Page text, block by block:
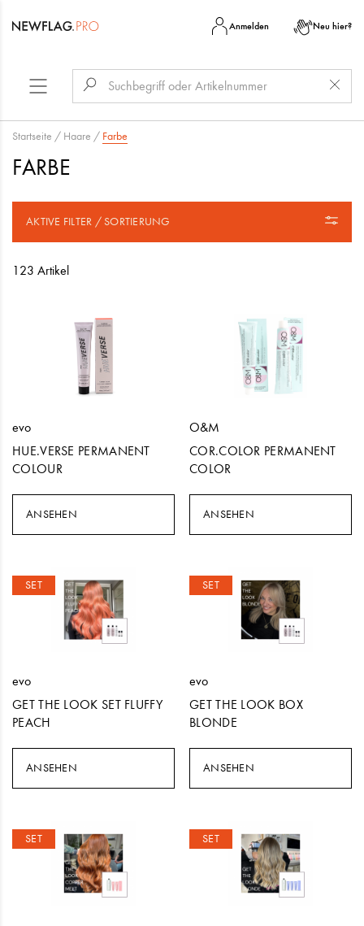
Anmelden Neu hier?
Startseite / Haare / Farbe
FARBE
AKTIVE FILTER / SORTIERUNG
123 Artikel
evo
HUE.VERSE PERMANENT
COLOUR
ANSEHEN
O&M
COR.COLOR PERMANENT
COLOR
ANSEHEN
SET
evo
GET THE LOOK SET FLUFFY
PEACH
ANSEHEN
SET
evo
GET THE LOOK BOX
BLONDE
ANSEHEN
SET SET